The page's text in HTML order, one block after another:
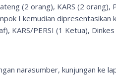
(2 orang), KARS (2 orang),
I kemudian
PERSI (1 Ketua),
narasumber, kunjungan ke